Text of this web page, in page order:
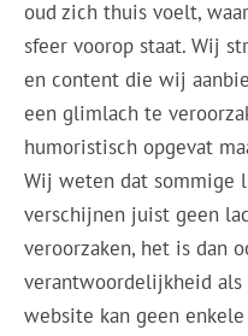
oud zich thuis voelt,
sfeer voorop staat. Wij
en content die wij
een glimlach te
humoristisch opgevat
Wij weten dat sommige
verschijnen juist geen
veroorzaken, het is dan
verantwoordelijkheid
website kan geen